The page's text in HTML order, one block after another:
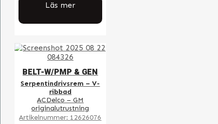
Läs mer
BELT-W/PMP & GEN
Serpentindrivsrem – V-
ribbad
ACDelco – GM
originalutrustning
Artikelnummer: 12626076